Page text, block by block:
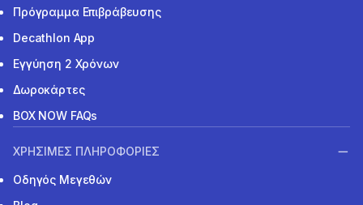
Πρόγραμμα Επιβράβευσης
Decathlon App
Εγγύηση 2 Χρόνων
Δωροκάρτες
BOX NOW FAQs
ΧΡΗΣΙΜΕΣ ΠΛΗΡΟΦΟΡΙΕΣ
Οδηγός Μεγεθών